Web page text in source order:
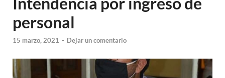
personal
15 marzo, 2021 - Dejar un comentario